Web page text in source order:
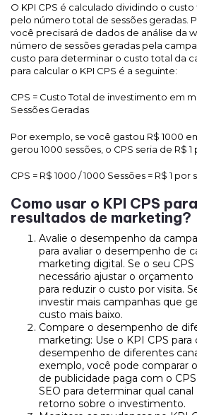
O KPI CPS é calculado dividindo o
pelo número total de sessões geradas.
você precisará de dados de análise da
número de sessões geradas pela
custo para determinar o custo total da
para calcular o KPI CPS é a seguinte:
CPS = Custo Total de investimento em
Sessões Geradas
Por exemplo, se você gastou R$ 1000
gerou 1000 sessões, o CPS seria de R$ 1
CPS = R$ 1000 / 1000 Sessões = R$ 1 por
Como usar o KPI CPS
resultados de marketing?
Avalie o desempenho da
para avaliar o desempenho de
marketing digital. Se o seu
necessário ajustar o
para reduzir o custo por visita.
investir mais campanhas que
custo mais baixo.
Compare o desempenho de
marketing: Use o KPI CPS para
desempenho de diferentes
exemplo, você pode comparar
de publicidade paga com o
SEO para determinar qual
retorno sobre o investimento.